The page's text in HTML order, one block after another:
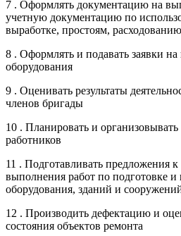
7 . Оформлять документацию на
учетную документацию по
выработке, простоям,
8 . Оформлять и подавать заявки
оборудования
9 . Оценивать результаты
членов бригады
10 . Планировать и
работников
11 . Подготавливать предложения
выполнения работ по подготовке
оборудования, зданий и
12 . Производить дефектацию и
состояния объектов ремонта